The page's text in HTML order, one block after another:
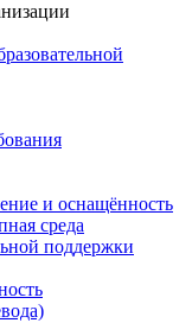
и оснащённость
среда
поддержки